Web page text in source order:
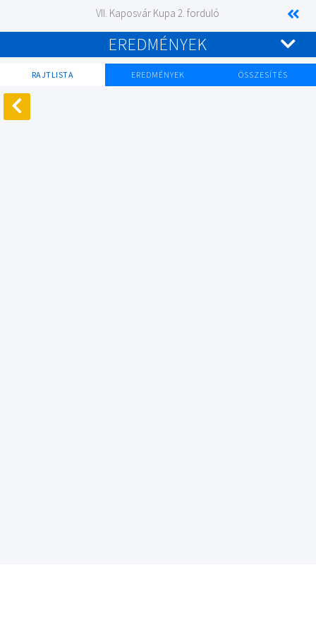
VII. Kaposvár Kupa 2. forduló
EREDMÉNYEK
RAJTLISTA EREDMÉNYEK ÖSSZESÍTÉS